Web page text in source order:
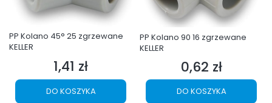
PP Kolano 45° 25 zgrzewane
KELLER
Cena
1,41 zł
DO KOSZYKA
PP Kolano 90 16 zgrzewane
KELLER
Cena
0,62 zł
DO KOSZYKA